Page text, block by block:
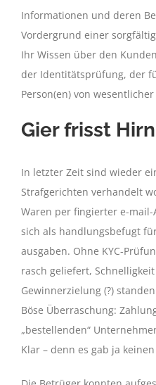
Informationen und deren
Vordergrund einer
Ihr Wissen über den
der Identitätsprüfung, der
Person(en) von
Gier frisst Hirn
In letzter Zeit sind wieder
Strafgerichten verhandelt
Waren per fingierter e-mail-
sich als handlungsbefugt
ausgaben. Ohne KYC-
rasch geliefert,
Gewinnerzielung (?)
Böse Überraschung:
„bestellenden“
Klar – denn es gab ja